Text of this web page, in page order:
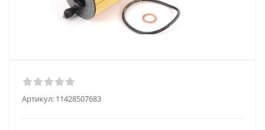
Артикул: 11428507683